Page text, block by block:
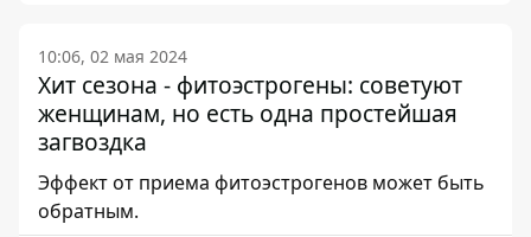
10:06, 02 мая 2024
Хит сезона - фитоэстрогены: советуют
женщинам, но есть одна простейшая
загвоздка
Эффект от приема фитоэстрогенов может быть
обратным.